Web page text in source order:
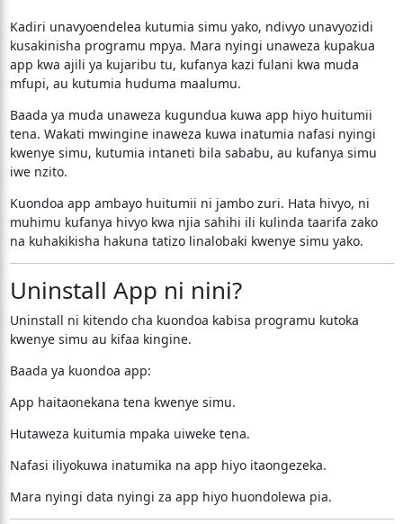
Kadiri unavyoendelea kutumia simu yako, ndivyo unavyozidi
kusakinisha programu mpya. Mara nyingi unaweza kupakua
app kwa ajili ya kujaribu tu, kufanya kazi fulani kwa muda
mfupi, au kutumia huduma maalumu.
Baada ya muda unaweza kugundua kuwa app hiyo huitumii
tena. Wakati mwingine inaweza kuwa inatumia nafasi nyingi
kwenye simu, kutumia intaneti bila sababu, au kufanya simu
iwe nzito.
Kuondoa app ambayo huitumii ni jambo zuri. Hata hivyo, ni
muhimu kufanya hivyo kwa njia sahihi ili kulinda taarifa zako
na kuhakikisha hakuna tatizo linalobaki kwenye simu yako.
Uninstall App ni nini?
Uninstall ni kitendo cha kuondoa kabisa programu kutoka
kwenye simu au kifaa kingine.
Baada ya kuondoa app:
App haitaonekana tena kwenye simu.
Hutaweza kuitumia mpaka uiweke tena.
Nafasi iliyokuwa inatumika na app hiyo itaongezeka.
Mara nyingi data nyingi za app hiyo huondolewa pia.